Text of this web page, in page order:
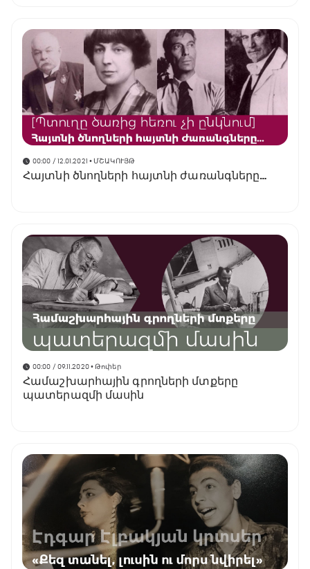
00:00 / 12.01.2021 • ՄՇԱԿՈՒՅԹ
Հայտնի ծնողների հայտնի ժառանգները…
00:00 / 09.11.2020• Թոփեր
Համաշխարհային գրողների մտքերը
պատերազմի մասին